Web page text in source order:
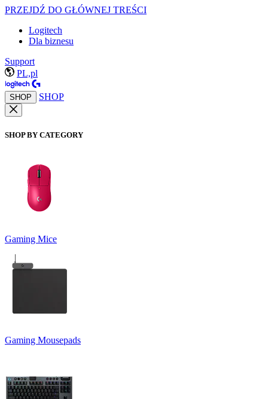
PRZEJDŹ DO GŁÓWNEJ TREŚCI
Logitech
Dla biznesu
Support
PL,pl
SHOP SHOP
SHOP BY CATEGORY
Gaming Mice
Gaming Mousepads